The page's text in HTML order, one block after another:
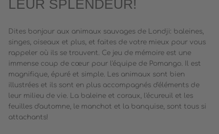
LEUR SPLENDEUR!
Dites bonjour aux animaux sauvages de Londji: baleines,
singes, oiseaux et plus, et faites de votre mieux pour vous
rappeler où ils se trouvent. Ce jeu de mémoire est une
immense coup de cœur pour l'équipe de Pomango. Il est
magnifique, épuré et simple. Les animaux sont bien
illustrées et ils sont en plus accompagnés d'éléments de
leur milieu de vie. La baleine et coraux, l'écureuil et les
feuilles d'automne, le manchot et la banquise, sont tous si
attachants!